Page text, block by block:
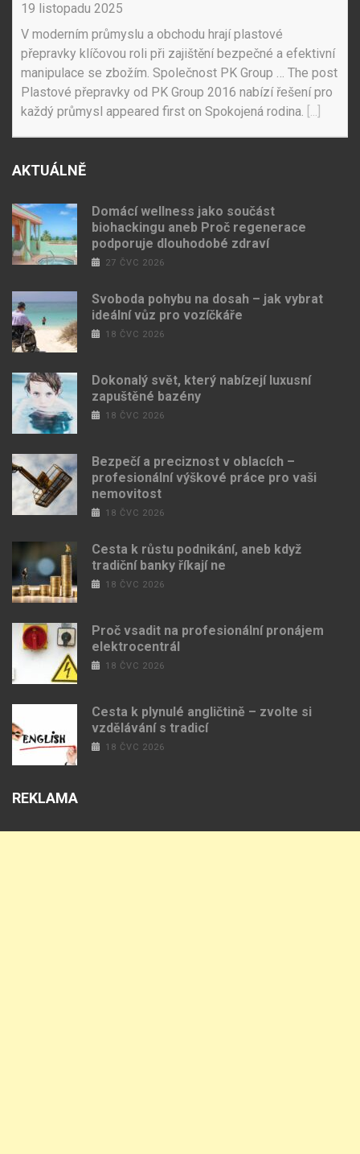
19 listopadu 2025
V moderním průmyslu a obchodu hrají plastové
přepravky klíčovou roli při zajištění bezpečné a efektivní
manipulace se zbožím. Společnost PK Group … The post
Plastové přepravky od PK Group 2016 nabízí řešení pro
každý průmysl appeared first on Spokojená rodina. [...]
AKTUÁLNĚ
Domácí wellness jako součást
biohackingu aneb Proč regenerace
podporuje dlouhodobé zdraví
27 ČVC 2026
Svoboda pohybu na dosah – jak vybrat
ideální vůz pro vozíčkáře
18 ČVC 2026
Dokonalý svět, který nabízejí luxusní
zapuštěné bazény
18 ČVC 2026
Bezpečí a preciznost v oblacích –
profesionální výškové práce pro vaši
nemovitost
18 ČVC 2026
Cesta k růstu podnikání, aneb když
tradiční banky říkají ne
18 ČVC 2026
Proč vsadit na profesionální pronájem
elektrocentrál
18 ČVC 2026
Cesta k plynulé angličtině – zvolte si
vzdělávání s tradicí
18 ČVC 2026
REKLAMA